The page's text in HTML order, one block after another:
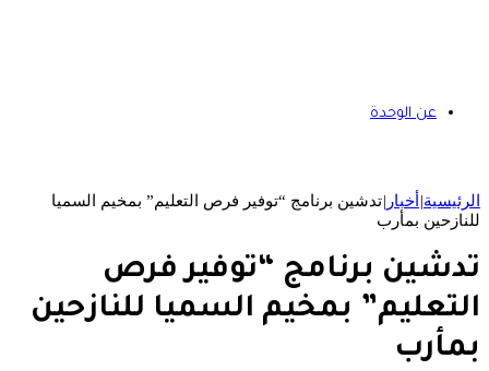
عن الوحدة
الرئيسية| أخبار |تدشين برنامج “توفير فرص التعليم” بمخيم السميا
للنازحين بمأرب
تدشين برنامج “توفير فرص
التعليم” بمخيم السميا للنازحين
بمأرب